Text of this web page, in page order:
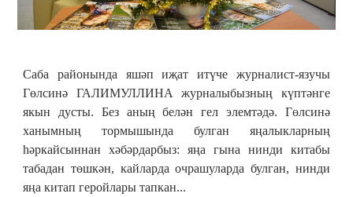
Саба районында яшәп иҗат итүче журналист-язучы
Гөлсинә ГАЛИМУЛЛИНА журналыбызның күптәнге
якын дусты. Без аның белән гел элемтәдә. Гөлсинә
ханымның тормышында булган яңалыкларның
һәркайсыннан хәбәрдарбыз: яңа гына нинди китабы
табадан төшкән, кайларда очрашуларда булган, нинди
яңа китап геройлары тапкан...